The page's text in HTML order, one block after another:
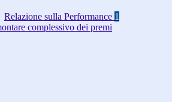
Relazione sulla Performance 1
complessivo dei premi